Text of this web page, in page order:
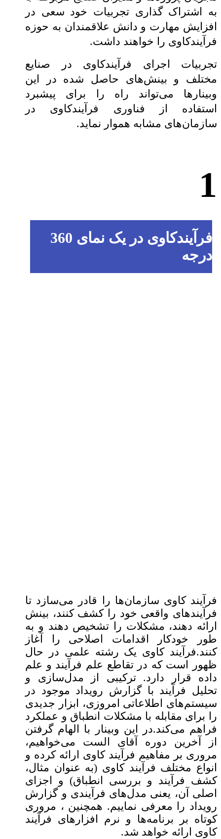
به اشتراک گذاری تجربیات خود سعی در
افزایش مهارت و دانش علاقمندان به حوزه
فرآیندکاوی را خواهند داشت.
تجربیات اجرای فرآیند‌کاوی در صنایع
مختلف و بینش‌های حاصل شده در این
وبینار‌ها می‌تواند راه را برای پیشبرد
استفاده از فناوری فرآیند‌کاوی در
سازمان‌های مشابه هموار نماید.
1
فرآیندکاوی در یک نمای 360
درجه
فرآیند کاوی سازمان‌ها را قادر می‌سازد تا
فرآیندهای واقعی خود را کشف کنند، بینش
ارائه دهند، مشکلات را تشخیص دهند و به
طور خودکار اقدامات اصلاحی را آغاز
کنند.فرآیند کاوی یک رشته علمی در حال
ظهور است که در تقاطع علم فرآیند و علم
داده قرار دارد. ترکیبی از مدل‌سازی و
تحلیل فرآیند با گزارش رویداد موجود در
سیستم‌های اطلاعاتی امروزی، ابزار جدیدی
را برای مقابله با مشکلات انطباق و عملکرد
فراهم می‌کند.در این وبینار با الهام گرفتن
از آخرین دوره آقای الست می‌خواهیم،
مروری بر مفاهیم فرآیند کاوی ارائه کرده و
انواع مختلف فرآیند کاوی (به عنوان مثال،
کشف فرآیند و بررسی انطباق) و اجزای
اصلی آن، یعنی مدل‌های فرآیندی و گزارش
رویداد را معرفی نماییم. همچنین ، مروری
کوتاه بر برنامه‌ها و نرم افزارهای فرآیند
کاوی ارائه خواهد شد.